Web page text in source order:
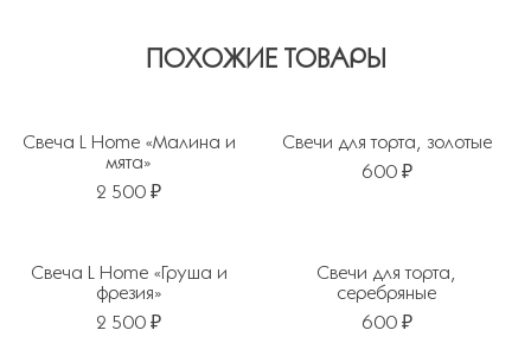
ПОХОЖИЕ ТОВАРЫ
Свеча L Home «Малина и
мята»
2 500 ₽
Свечи для торта, золотые
600 ₽
Свеча L Home «Груша и
фрезия»
2 500 ₽
Свечи для торта,
серебряные
600 ₽